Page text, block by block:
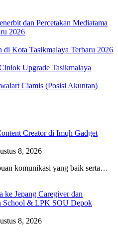
dan Percetakan Mediatama
2026
Kota Tasikmalaya Terbaru 2026
Upgrade Tasikmalaya
Ciamis (Posisi Akuntan)
Creator di Imqh Gadget
8, 2026
komunikasi yang baik serta…
Jepang Caregiver dan
School & LPK SOU Depok
8, 2026